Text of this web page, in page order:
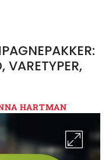
VARETYPER,
HARTMAN